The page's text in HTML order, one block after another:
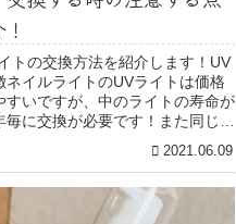
トの交換方法を紹介します！UV
ネイルライトのUVライトは価格
すいですが、中のライトの寿命が
に交換が必要です！また同じネ
2021.06.09